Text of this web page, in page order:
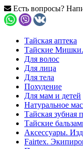
Есть вопросы?
Тайская аптека
Тайские Мишки.
Для волос
Для лица
Для тела
Похудение
Для мам и детей
Натуральное
Тайская зубная
Тайские
Аксессуары.
Fairtex.